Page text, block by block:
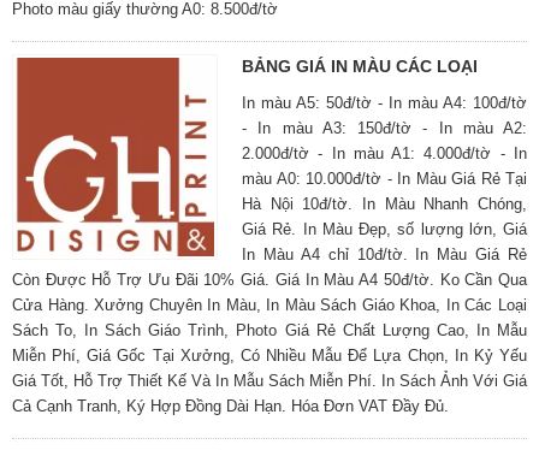
Photo màu giấy thường A0: 8.500đ/tờ
BẢNG GIÁ IN MÀU CÁC LOẠI
In màu A5: 50đ/tờ - In màu A4: 100đ/tờ
- In màu A3: 150đ/tờ - In màu A2:
2.000đ/tờ - In màu A1: 4.000đ/tờ - In
màu A0: 10.000đ/tờ - In Màu Giá Rẻ Tại
Hà Nội 10đ/tờ. In Màu Nhanh Chóng,
Giá Rẻ. In Màu Đẹp, số lượng lớn, Giá
In Màu A4 chỉ 10đ/tờ. In Màu Giá Rẻ
Còn Được Hỗ Trợ Ưu Đãi 10% Giá. Giá In Màu A4 50đ/tờ. Ko Cần Qua
Cửa Hàng. Xưởng Chuyên In Màu, In Màu Sách Giáo Khoa, In Các Loại
Sách To, In Sách Giáo Trình, Photo Giá Rẻ Chất Lượng Cao, In Mẫu
Miễn Phí, Giá Gốc Tại Xưởng, Có Nhiều Mẫu Để Lựa Chọn, In Kỷ Yếu
Giá Tốt, Hỗ Trợ Thiết Kế Và In Mẫu Sách Miễn Phí. In Sách Ảnh Với Giá
Cả Cạnh Tranh, Ký Hợp Đồng Dài Hạn. Hóa Đơn VAT Đầy Đủ.